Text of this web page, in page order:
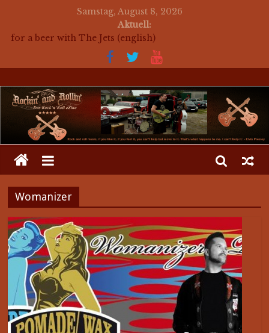
Samstag, August 8, 2026
Aktuell:
for a beer with The Jets (english)
Mosaik Massaker – Mosaikkunst aus dem Bereich
Rockabilly, Kustom Kultur und der Hot Rod Szene
auf ein Bier mit Mason Dixon Hobos
auf ein Bier mit The Jets
Womanizer